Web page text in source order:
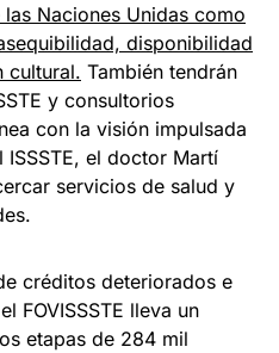
Naciones Unidas como
disponibilidad
cultural. También tendrán
y consultorios
con la visión impulsada
el doctor Martí
servicios de salud y
créditos deteriorados e
FOVISSSTE lleva un
etapas de 284 mil